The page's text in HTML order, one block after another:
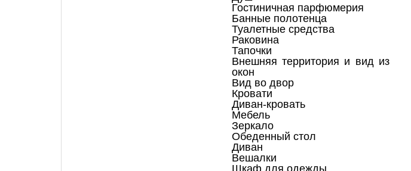
Гостиничная парфюмерия
Банные полотенца
Туалетные средства
Раковина
Тапочки
Внешняя территория и вид из
окон
Вид во двор
Кровати
Диван-кровать
Мебель
Зеркало
Обеденный стол
Диван
Вешалки
Шкаф для одежды